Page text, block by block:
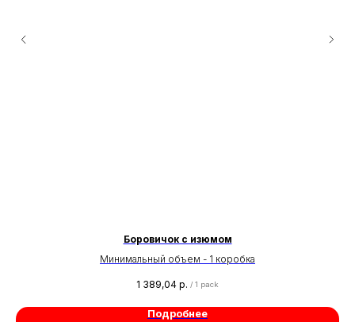
Боровичок с изюмом
Минимальный объем - 1 коробка
1 389,04 р. / 1 pack
Подробнее